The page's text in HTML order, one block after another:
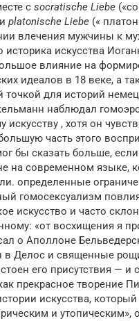
с socratische Liebe
platonische Liebe («
влечения мужчины к
историка искусства
влияние на
идеалов в 18 веке, а
точкой для историй
наблюдал
искусству , хотя он
часть этого
бы сказать больше,
на современном языке,
определенные
гомосексуализм
искусство и часто
«от восхищения я
о Аполлоне
в Делос и священные
его присутствия — и
прекрасное творение
искусства, который
и утопическим»,